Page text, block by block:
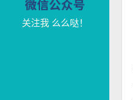
关注我 么么哒！